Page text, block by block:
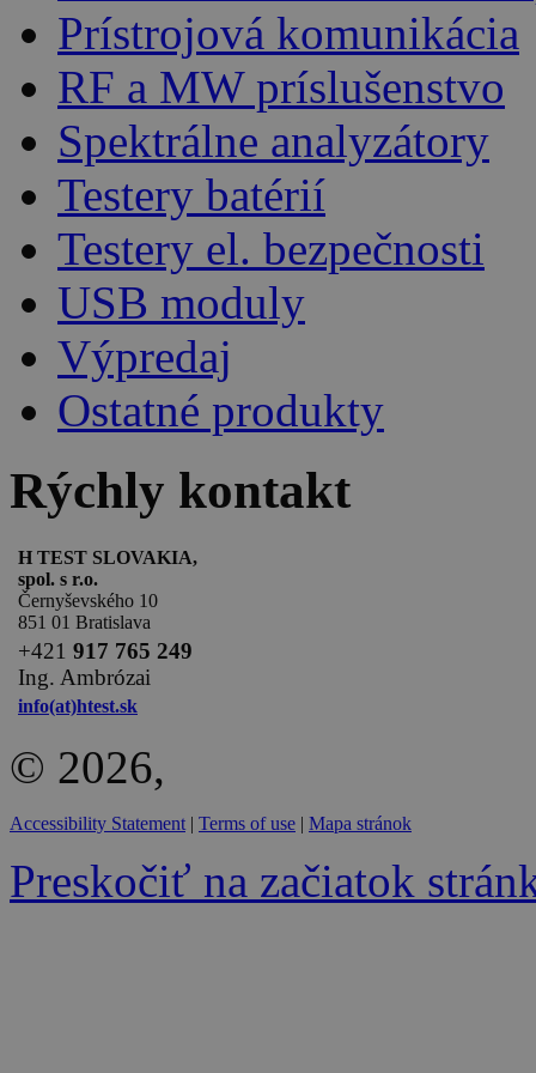
Prístrojová komunikácia
RF a MW príslušenstvo
Spektrálne analyzátory
Testery batérií
Testery el. bezpečnosti
USB moduly
Výpredaj
Ostatné produkty
Rýchly kontakt
H TEST SLOVAKIA,
spol. s r.o.
Černyševského 10
851 01 Bratislava
+421 917 765 249
Ing. Ambrózai
info(at)htest.sk
© 2026,
Accessibility Statement | Terms of use | Mapa stránok
Preskočiť na začiatok